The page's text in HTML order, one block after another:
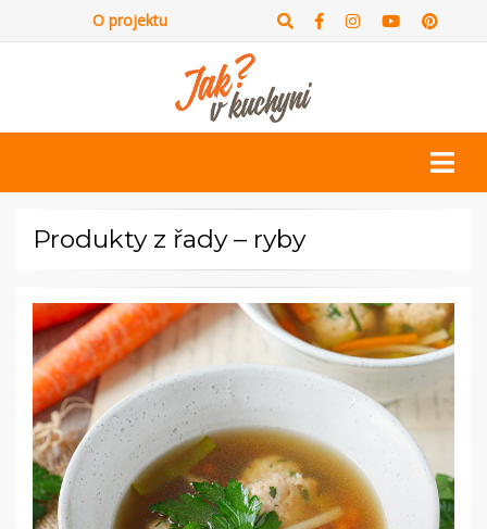
O projektu
Produkty z řady – ryby